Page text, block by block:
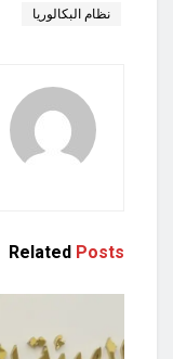
نظام البكالوريا
Related Posts